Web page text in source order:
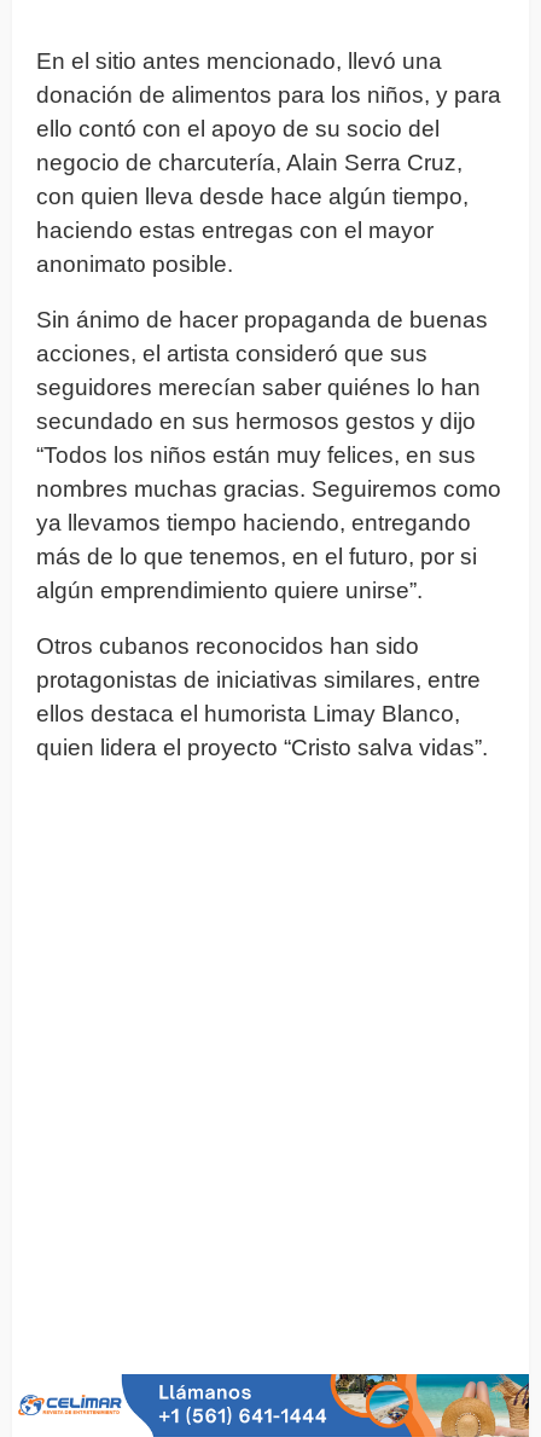
En el sitio antes mencionado, llevó una
donación de alimentos para los niños, y para
ello contó con el apoyo de su socio del
negocio de charcutería, Alain Serra Cruz,
con quien lleva desde hace algún tiempo,
haciendo estas entregas con el mayor
anonimato posible.
Sin ánimo de hacer propaganda de buenas
acciones, el artista consideró que sus
seguidores merecían saber quiénes lo han
secundado en sus hermosos gestos y dijo
“Todos los niños están muy felices, en sus
nombres muchas gracias. Seguiremos como
ya llevamos tiempo haciendo, entregando
más de lo que tenemos, en el futuro, por si
algún emprendimiento quiere unirse”.
Otros cubanos reconocidos han sido
protagonistas de iniciativas similares, entre
ellos destaca el humorista Limay Blanco,
quien lidera el proyecto “Cristo salva vidas”.